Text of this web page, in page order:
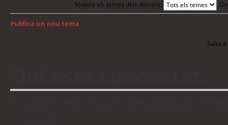
Mostra els temes dels darrers:
Publica un nou tema
Salta a